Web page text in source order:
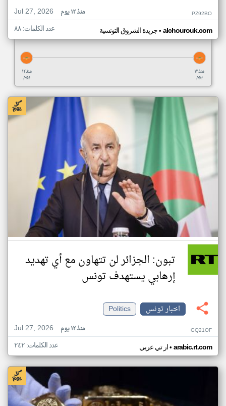
Jul 27, 2026
منذ ١٢ يوم PZ92BO
جريدة الشروق التونسية• alchourouk.com عدد الكلمات: ٨٨
منذ ١٢
يوم
منذ ١٢
يوم
تبون: الجزائر لن تتهاون مع أي تهديد
إرهابي يستهدف تونس
اخبار تونس
Politics
Jul 27, 2026
منذ ١٢ يوم GQ21OF
ار تي عربي• arabic.rt.com عدد الكلمات: ٢٤٢